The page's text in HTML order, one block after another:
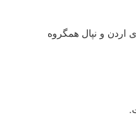
اردن و نپال همگروه